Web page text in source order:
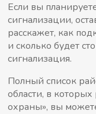
Если вы
сигнализации,
расскажет, как
и сколько будет
сигнализация.
Полный список
области, в
охраны», вы